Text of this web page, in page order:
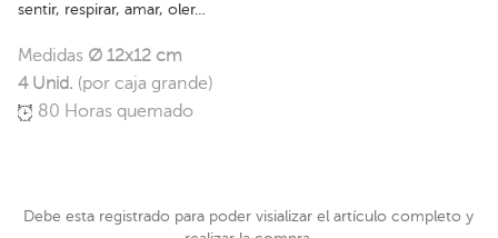
sentir, respirar, amar, oler…
Medidas Ø 12x12 cm
4 Unid. (por caja grande)
80 Horas quemado
Debe esta registrado para poder visializar el artículo completo y